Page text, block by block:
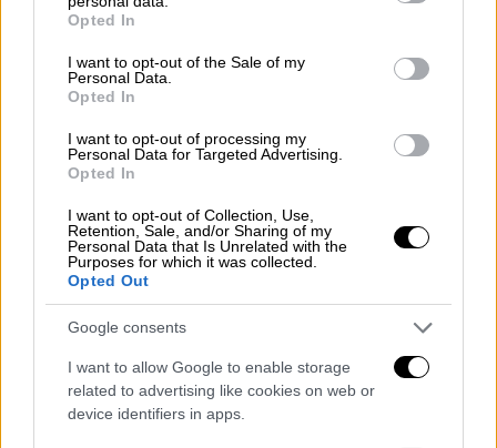
grant or deny consent to Google and its third-party tags to
use your data for below specified purposes in below Google
consent section.
Opted In
I want to opt-out of the Sale of my
Personal Data.
Opted In
I want to opt-out of processing my
Personal Data for Targeted Advertising.
Opted In
I want to opt-out of Collection, Use,
Retention, Sale, and/or Sharing of my
Personal Data that Is Unrelated with the
Purposes for which it was collected.
Opted Out
Google consents
I want to allow Google to enable storage
related to advertising like cookies on web or
device identifiers in apps.
κυβερνοεγκληματίες συχνά βάζουν στο
οικογένειας,ακόμη και τα παιδιά τους.
«Έχουμε αρκετές ιστορίες του τύπου “χτύπα
τα παιδιά, χτύπα τον ενήλικα”. Μόλις
αποκτήσεις πρόσβαση στα παιδιά,
έχεις
αποτύπωμα μέσα στο σπίτι
Η BlackCloak αναφέρει ως μελέτη
περίπτωσηςέναν ανώνυμο επαγγελματία
μπασκετμπολίστα που
κυβερνοεπίθεσης μέσω των παιδιών του
«Οι κυβερνοεγκληματίες, γνωρίζοντας το
υψηλό προφίλ και την πιθανή οικονομική
επιφάνεια του παίκτη, σχεδίασαν